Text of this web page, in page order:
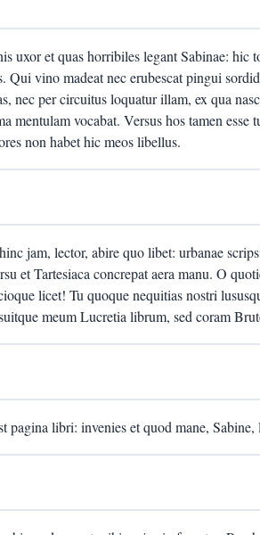
uxor et quas horribiles legant Sabinae: hic
vino madeat nec erubescat pingui
nec per circuitus loquatur illam, ex qua
mentulam vocabat. Versus hos tamen esse
non habet hic meos libellus.
jam, lector, abire quo libet: urbanae
et Tartesiaca concrepat aera manu. O
licet! Tu quoque nequitias nostri
meum Lucretia librum, sed coram
pagina libri: invenies et quod mane, Sabine,